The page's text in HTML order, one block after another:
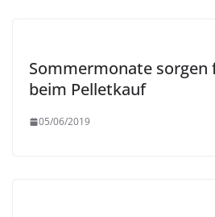
Sommermonate sorgen
beim Pelletkauf
05/06/2019